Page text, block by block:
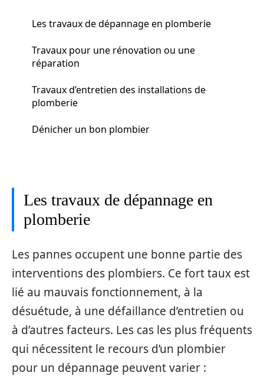
Les travaux de dépannage en plomberie
Travaux pour une rénovation ou une
réparation
Travaux d’entretien des installations de
plomberie
Dénicher un bon plombier
Les travaux de dépannage en
plomberie
Les pannes occupent une bonne partie des
interventions des plombiers. Ce fort taux est
lié au mauvais fonctionnement, à la
désuétude, à une défaillance d’entretien ou
à d’autres facteurs. Les cas les plus fréquents
qui nécessitent le recours d’un plombier
pour un dépannage peuvent varier :